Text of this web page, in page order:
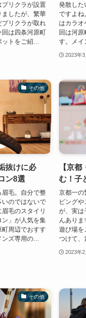
プリクラが設置
ましたが、繁華
リクラが取れ
回は四条河原町
ットをご紹...
発散した
ですよね
はカラ
回は河
す。メイ
2023年3
その他
抜けに必
ン8選
眉毛。自分で整
いのではないで
毛のスタイリ
ン」が人気を集
周辺でおすす
ンズ専用の...
【京
む！子
京都一の
ピング
が、実は
んあり
遊び場を
つけて、
2023年2
その他